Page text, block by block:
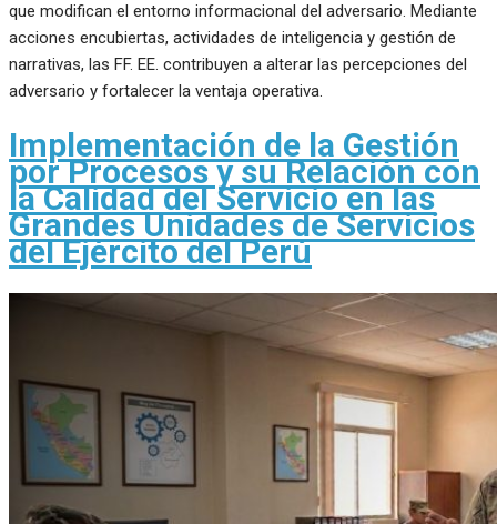
que modifican el entorno informacional del adversario. Mediante
acciones encubiertas, actividades de inteligencia y gestión de
narrativas, las FF. EE. contribuyen a alterar las percepciones del
adversario y fortalecer la ventaja operativa.
Implementación de la Gestión
por Procesos y su Relación con
la Calidad del Servicio en las
Grandes Unidades de Servicios
del Ejército del Perú